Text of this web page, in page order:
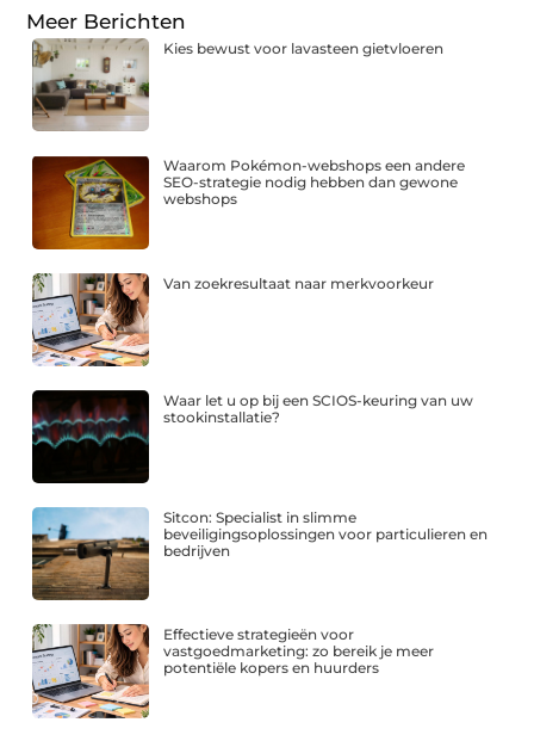
Meer Berichten
Kies bewust voor lavasteen gietvloeren
Waarom Pokémon-webshops een andere
SEO-strategie nodig hebben dan gewone
webshops
Van zoekresultaat naar merkvoorkeur
Waar let u op bij een SCIOS-keuring van uw
stookinstallatie?
Sitcon: Specialist in slimme
beveiligingsoplossingen voor particulieren en
bedrijven
Effectieve strategieën voor
vastgoedmarketing: zo bereik je meer
potentiële kopers en huurders